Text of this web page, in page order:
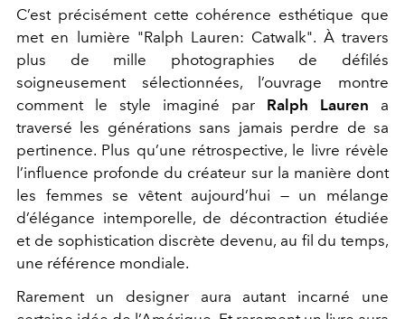
C’est précisément cette cohérence esthétique que
met en lumière "Ralph Lauren: Catwalk". À travers
plus de mille photographies de défilés
soigneusement sélectionnées, l’ouvrage montre
comment le style imaginé par Ralph Lauren a
traversé les générations sans jamais perdre de sa
pertinence. Plus qu’une rétrospective, le livre révèle
l’influence profonde du créateur sur la manière dont
les femmes se vêtent aujourd’hui — un mélange
d’élégance intemporelle, de décontraction étudiée
et de sophistication discrète devenu, au fil du temps,
une référence mondiale.
Rarement un designer aura autant incarné une